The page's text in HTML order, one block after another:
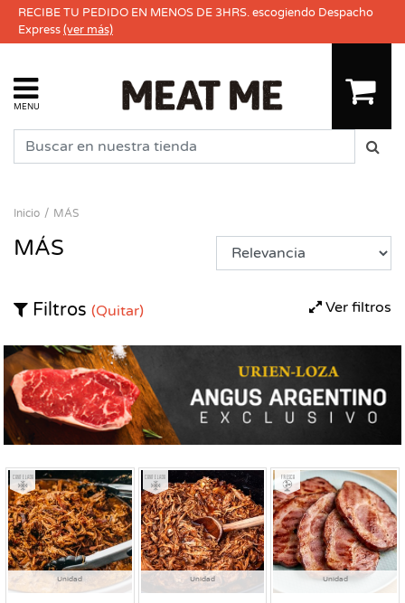
RECIBE TU PEDIDO EN MENOS DE 3HRS. escogiendo Despacho
Express(ver más)
MENU
Inicio MÁS
MÁS
Ver filtros
Filtros (Quitar)
Unidad
Congelado
Unidad
Congelado
Unidad
Fresco